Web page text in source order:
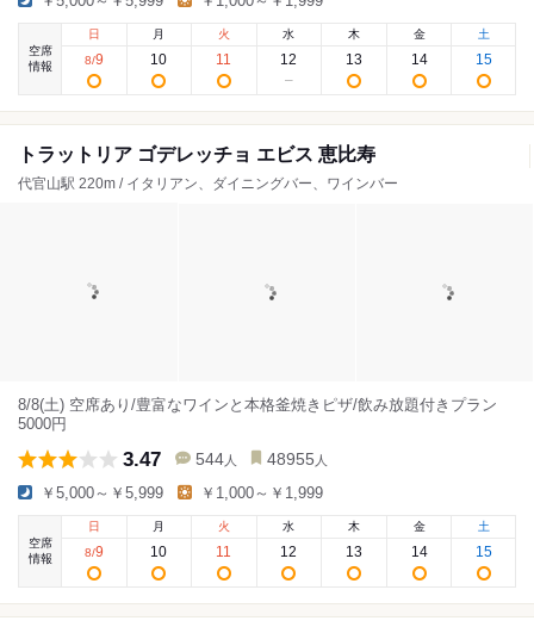
空席
情報
日
8/9
月
10
火
11
水
12
木
13
金
14
土
15
トラットリア ゴデレッチョ エビス 恵比寿
代官山駅 220m / イタリアン、ダイニングバー、ワインバー
8/8(土) 空席あり/豊富なワインと本格釜焼きピザ/飲み放題付きプラン
5000円
3.47 544 人 48955 人
￥5,000～￥5,999 ￥1,000～￥1,999
空席
情報
日
8/9
月
10
火
11
水
12
木
13
金
14
土
15